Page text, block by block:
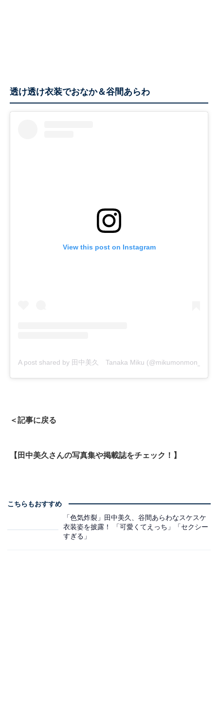
透け透け衣装でおなか＆谷間あらわ
View this post on Instagram
A post shared by 田中美久 Tanaka Miku (@mikumonmon_48)
＜記事に戻る
【田中美久さんの写真集や掲載誌をチェック！】
こちらもおすすめ
「色気炸裂」田中美久、谷間あらわなスケスケ
衣装姿を披露！ 「可愛くてえっち」「セクシー
すぎる」